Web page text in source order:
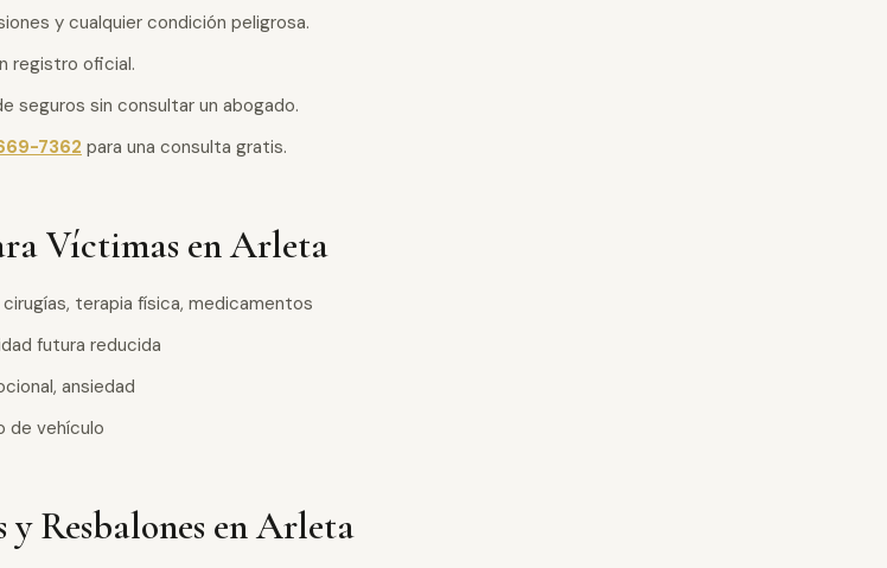
y cualquier condición peligrosa.
registro oficial.
seguros sin consultar un abogado.
7362 para una consulta gratis.
Víctimas en Arleta
terapia física, medicamentos
futura reducida
ansiedad
de vehículo
y Resbalones en Arleta